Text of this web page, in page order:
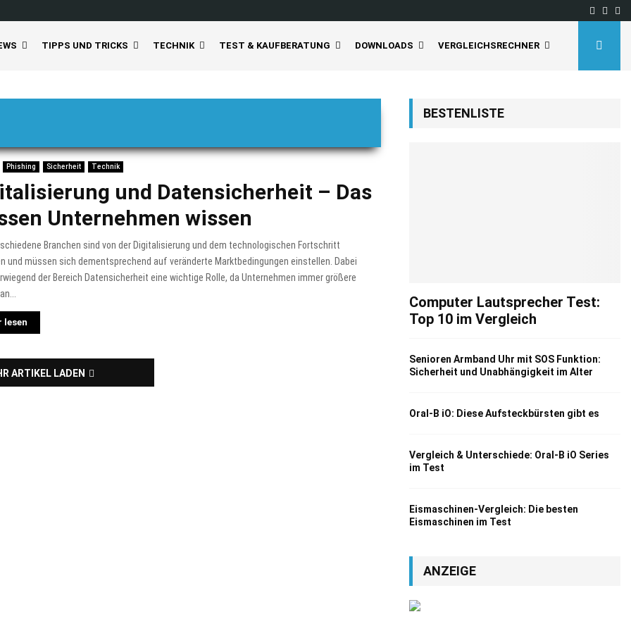
TIPPS UND TRICKS TECHNIK TEST & KAUFBERATUNG DOWNLOADS VERGLEICHSRECHNER
Phishing Sicherheit Technik
und Datensicherheit – Das
Unternehmen wissen
Branchen sind von der Digitalisierung und dem technologischen Fortschritt
und müssen sich dementsprechend auf veränderte Marktbedingungen einstellen. Dabei
der Bereich Datensicherheit eine wichtige Rolle, da Unternehmen immer größere
lesen
ARTIKEL LADEN
BESTENLISTE
Computer Lautsprecher Test:
Top 10 im Vergleich
Senioren Armband Uhr mit SOS Funktion:
Sicherheit und Unabhängigkeit im Alter
Oral-B iO: Diese Aufsteckbürsten gibt es
Vergleich & Unterschiede: Oral-B iO Series
im Test
Eismaschinen-Vergleich: Die besten
Eismaschinen im Test
ANZEIGE